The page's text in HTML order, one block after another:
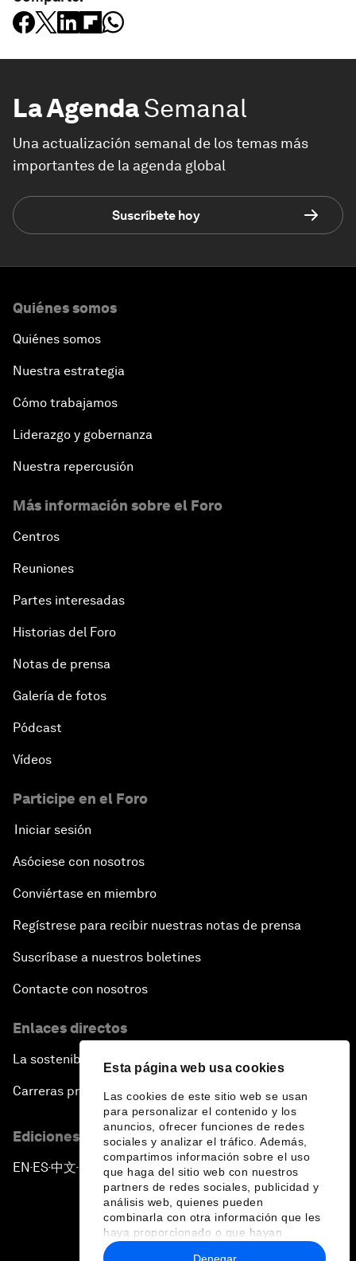
Esta página web usa cookies
Las cookies de este sitio web se usan
para personalizar el contenido y los
anuncios, ofrecer funciones de redes
sociales y analizar el tráfico. Además,
compartimos información sobre el uso
que haga del sitio web con nuestros
partners de redes sociales, publicidad y
análisis web, quienes pueden
combinarla con otra información que les
haya proporcionado o que hayan
recopilado a partir del uso que haya
Denegar
La AgendaSemanal
Una actualización semanal de los temas más
importantes de la agenda global
Suscríbete hoy
Quiénes somos
Quiénes somos
Nuestra estrategia
Cómo trabajamos
Liderazgo y gobernanza
Nuestra repercusión
Más información sobre el Foro
Centros
Reuniones
Partes interesadas
Historias del Foro
Notas de prensa
Galería de fotos
Pódcast
Vídeos
Participe en el Foro
Iniciar sesión
Asóciese con nosotros
Conviértase en miembro
Regístrese para recibir nuestras notas de prensa
Suscríbase a nuestros boletines
Contacte con nosotros
Enlaces directos
La sostenibilidad en el Foro
Carreras profesionales
Ediciones en otros idiomas
EN ▪ ES▪中文▪ 日本語